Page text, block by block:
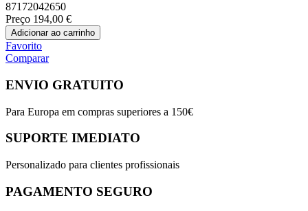
87172042650
Preço 194,00 €
Adicionar ao carrinho
Favorito
Comparar
ENVIO GRATUITO
Para Europa em compras superiores a 150€
SUPORTE IMEDIATO
Personalizado para clientes profissionais
PAGAMENTO SEGURO